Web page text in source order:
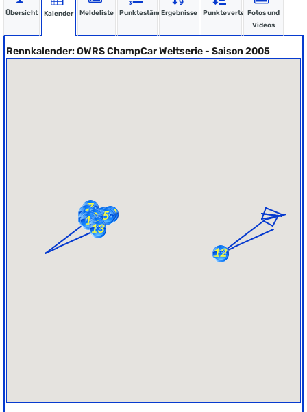
Übersicht Kalender Meldeliste PunkteständeErgebnisse PunkteverteilungFotos und
Videos
Rennkalender: OWRS ChampCar Weltserie - Saison 2005